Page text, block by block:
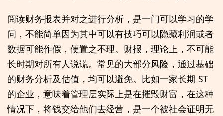
阅读财务报表并对之进行分析，是一门可以学习的学
问，不能简单因为其中可以有技巧可以隐藏利润或者
数据可能作假，便置之不理。财报，理论上，不可能
长时期对所有人说谎。常见的大部分风险，通过基础
的财务分析及估值，均可以避免。比如一家长期 ST
的企业，意味着管理层实际上是在摧毁财富，在这种
情况下，将钱交给他们去经营，是一个被社会证明无